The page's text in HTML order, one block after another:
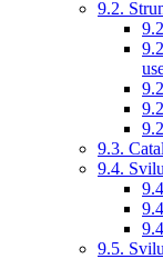
9.2.
9.3.
9.4.
9.5.